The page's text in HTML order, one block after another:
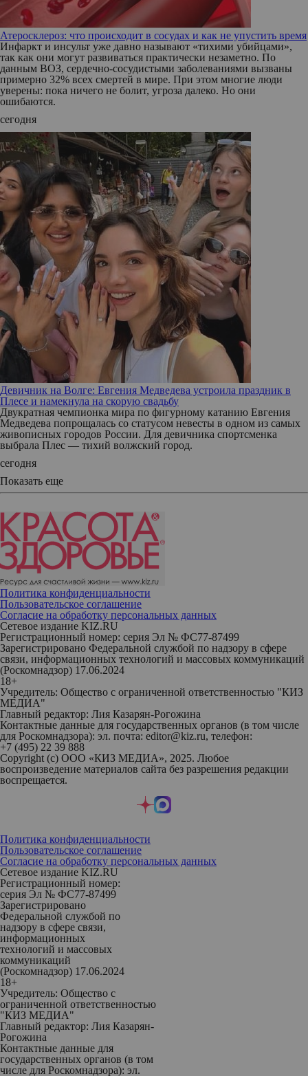
Атеросклероз: что происходит в сосудах и как не упустить время
Инфаркт и инсульт уже давно называют «тихими убийцами»,
так как они могут развиваться практически незаметно. По
данным ВОЗ, сердечно-сосудистыми заболеваниями вызваны
примерно 32% всех смертей в мире. При этом многие люди
уверены: пока ничего не болит, угроза далеко. Но они
ошибаются.
сегодня
Девичник на Волге: Евгения Медведева устроила праздник в
Плесе и намекнула на скорую свадьбу
Двукратная чемпионка мира по фигурному катанию Евгения
Медведева попрощалась со статусом невесты в одном из самых
живописных городов России. Для девичника спортсменка
выбрала Плес — тихий волжский город.
сегодня
Показать еще
Политика конфиденциальности
Пользовательское соглашение
Согласие на обработку персональных данных
Сетевое издание KIZ.RU
Регистрационный номер: серия Эл № ФС77-87499
Зарегистрировано Федеральной службой по надзору в сфере
связи, информационных технологий и массовых коммуникаций
(Роскомнадзор) 17.06.2024
18+
Учредитель: Общество с ограниченной ответственностью "КИЗ
МЕДИА"
Главный редактор: Лия Казарян-Рогожина
Контактные данные для государственных органов (в том числе
для Роскомнадзора): эл. почта: editor@kiz.ru, телефон:
+7 (495) 22 39 888
Copyright (с) ООО «КИЗ МЕДИА», 2025. Любое
воспроизведение материалов сайта без разрешения редакции
воспрещается.
Политика конфиденциальности
Пользовательское соглашение
Согласие на обработку персональных данных
Сетевое издание KIZ.RU
Регистрационный номер:
серия Эл № ФС77-87499
Зарегистрировано
Федеральной службой по
надзору в сфере связи,
информационных
технологий и массовых
коммуникаций
(Роскомнадзор) 17.06.2024
18+
Учредитель: Общество с
ограниченной ответственностью
"КИЗ МЕДИА"
Главный редактор: Лия Казарян-
Рогожина
Контактные данные для
государственных органов (в том
числе для Роскомнадзора): эл.